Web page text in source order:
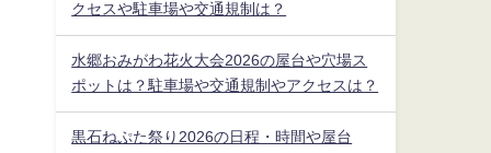
クセスや駐車場や交通規制は？
水郷おみがわ花火大会2026の屋台や穴場ス
ポットは？駐車場や交通規制やアクセスは？
黒石ねぷた祭り2026の日程・時間や屋台